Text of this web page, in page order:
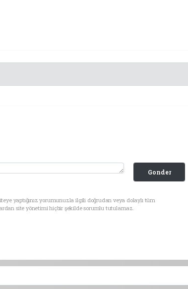
Gonder
yaptığınız yorumunuzla ilgili doğrudan veya dolaylı tüm
site yönetimi hiçbir şekilde sorumlu tutulamaz.